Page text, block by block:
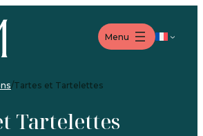
Menu
/Tartes et Tartelettes
Tartelettes